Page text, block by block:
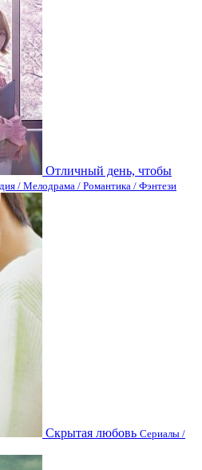
Отличный день, чтобы
/ Мелодрама / Романтика / Фэнтези
Скрытая любовь Сериалы /